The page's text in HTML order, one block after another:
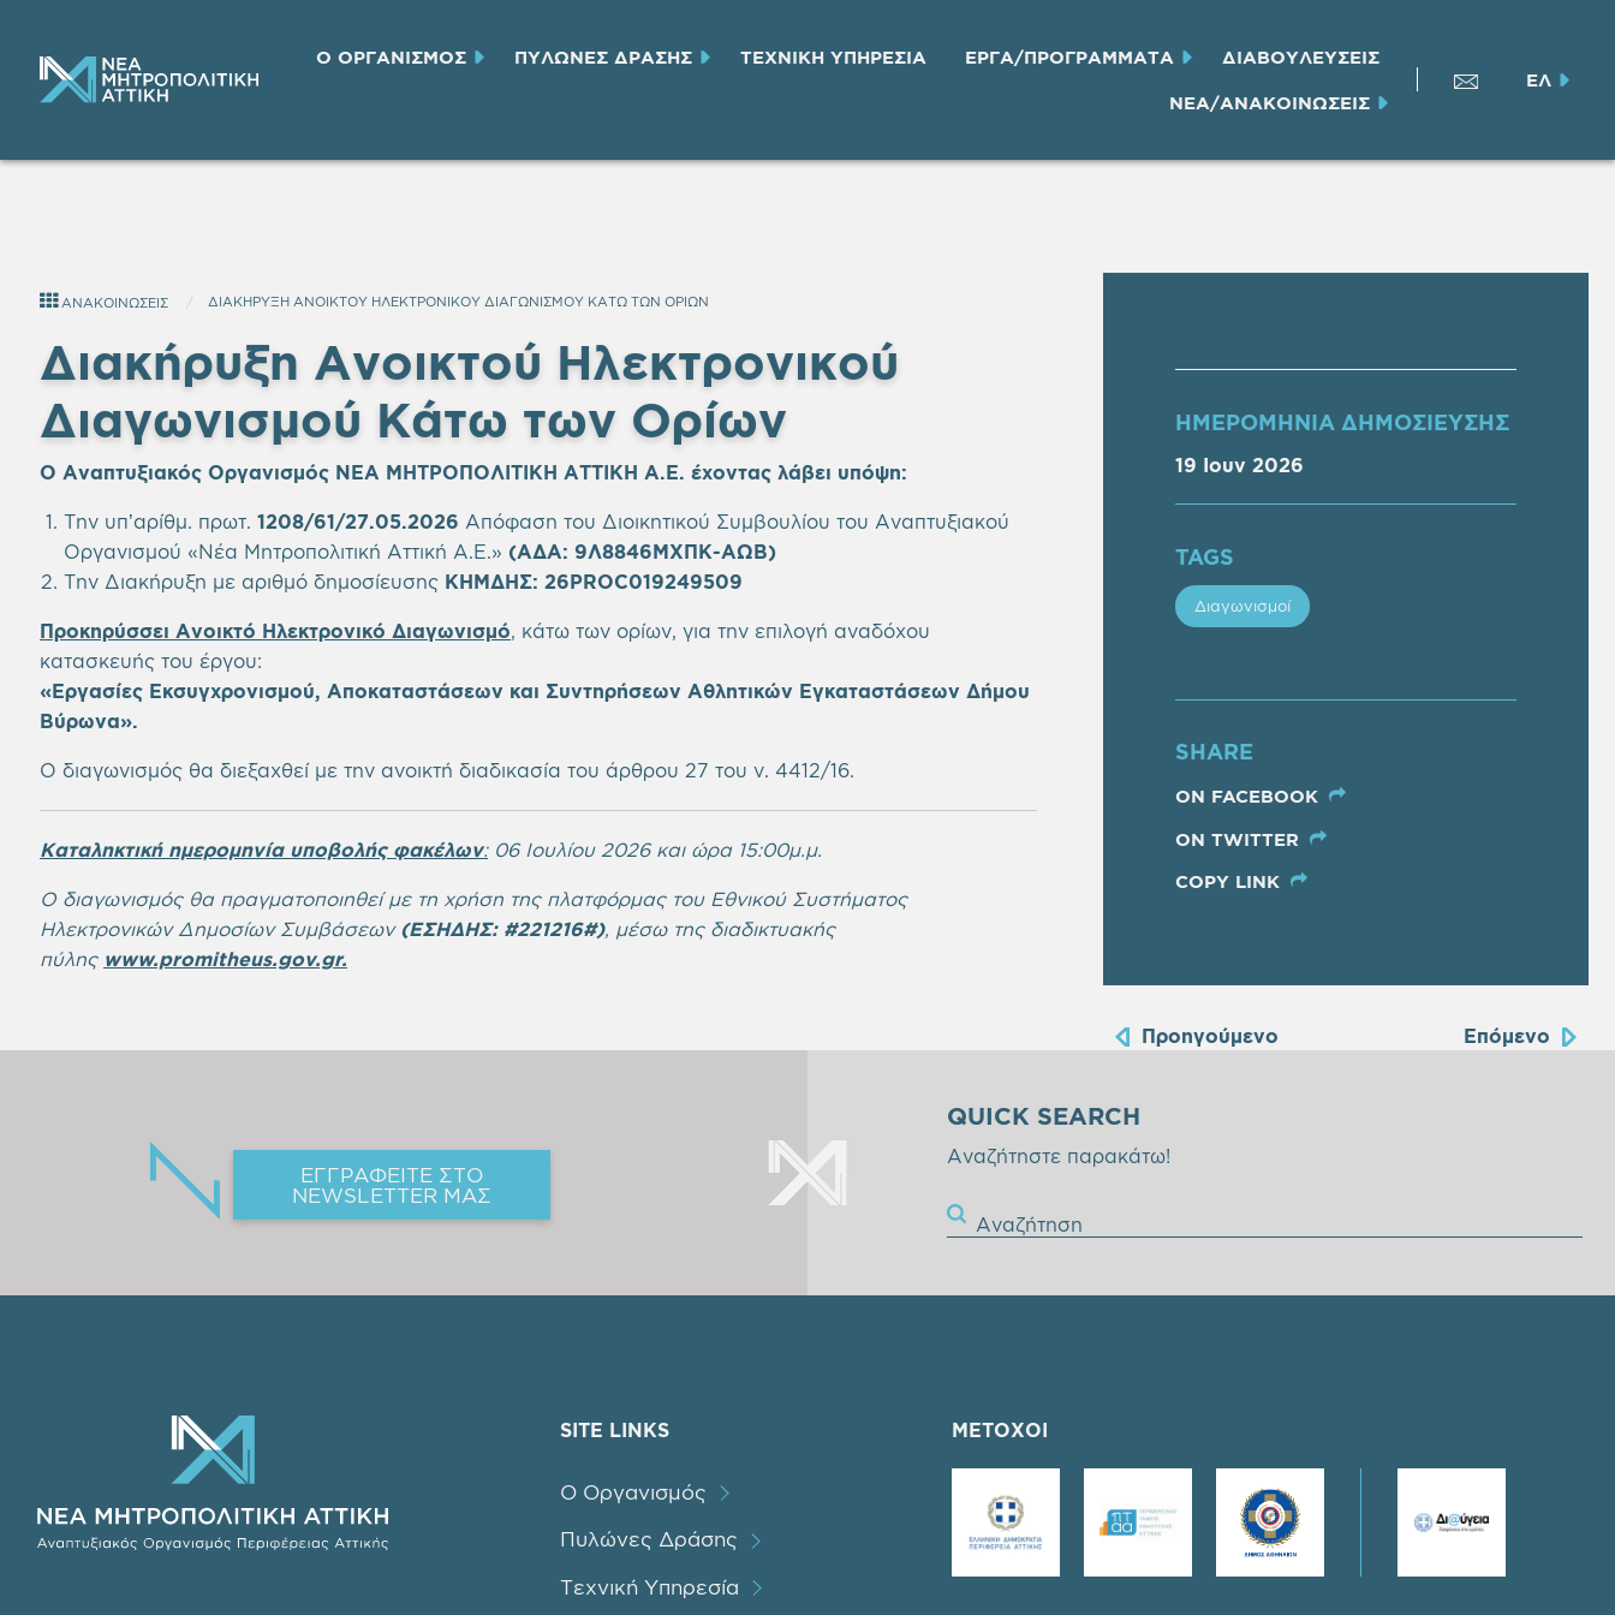
Ο ΟΡΓΑΝΙΣΜΟΣ ΠΥΛΩΝΕΣ ΔΡΑΣΗΣ ΤΕΧΝΙΚH ΥΠΗΡΕΣΙA ΕΡΓΑ/ΠΡΟΓΡΑΜΜΑΤΑ ΔΙΑΒΟΥΛΕΥΣΕΙΣ
ΝΕΑ/ΑΝΑΚΟΙΝΩΣΕΙΣ
ΕΛ
ΑΝΑΚΟΙΝΩΣΕΙΣ ΔΙΑΚΗΡΥΞΗ ΑΝΟΙΚΤΟΥ ΗΛΕΚΤΡΟΝΙΚΟΥ ΔΙΑΓΩΝΙΣΜΟΥ ΚΑΤΩ ΤΩΝ ΟΡΙΩΝ
Διακήρυξη Ανοικτού Ηλεκτρονικού
Διαγωνισμού Κάτω των Ορίων
Ο Αναπτυξιακός Οργανισμός ΝΕΑ ΜΗΤΡΟΠΟΛΙΤΙΚΗ ΑΤΤΙΚΗ Α.Ε. έχοντας λάβει υπόψη:
Την υπ’αρίθμ. πρωτ. 1208/61/27.05.2026 Απόφαση του Διοικητικού Συμβουλίου του Αναπτυξιακού
Οργανισμού «Νέα Μητροπολιτική Αττική Α.Ε.» (ΑΔΑ: 9Λ8846ΜΧΠΚ-ΑΩΒ)
Την Διακήρυξη με αριθμό δημοσίευσης ΚΗΜΔΗΣ: 26PROC019249509
Προκηρύσσει Ανοικτό Ηλεκτρονικό Διαγωνισμό, κάτω των ορίων, για την επιλογή αναδόχου
κατασκευής του έργου:
«Εργασίες Εκσυγχρονισμού, Αποκαταστάσεων και Συντηρήσεων Αθλητικών Εγκαταστάσεων Δήμου
Βύρωνα».
Ο διαγωνισμός θα διεξαχθεί με την ανοικτή διαδικασία του άρθρου 27 του ν. 4412/16.
Καταληκτική ημερομηνία υποβολής φακέλων:06 Ιουλίου 2026 και ώρα 15:00μ.μ.
Ο διαγωνισμός θα πραγματοποιηθεί με τη χρήση της πλατφόρμας του Εθνικού Συστήματος
Ηλεκτρονικών Δημοσίων Συμβάσεων (ΕΣΗΔΗΣ: #221216#), μέσω της διαδικτυακής
πύλης www.promitheus.gov.gr.
ΗΜΕΡΟΜΗΝΙΑ ΔΗΜΟΣΙΕΥΣΗΣ
19 Ιουν 2026
TAGS
Διαγωνισμοί
SHARE
ON FACEBOOK
ON TWITTER
COPY LINK
Προηγούμενο Επόμενο
ΕΓΓΡΑΦΕΙΤΕ ΣΤΟ
NEWSLETTER ΜΑΣ
QUICK SEARCH
Αναζήτηστε παρακάτω!
Αναζήτηση
SITE LINKS
Ο Οργανισμός
Πυλώνες Δράσης
Τεχνική Υπηρεσία
ΜΕΤΟΧΟΙ